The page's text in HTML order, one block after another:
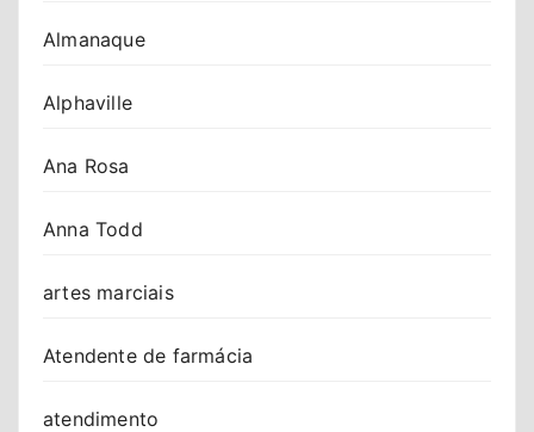
Almanaque
Alphaville
Ana Rosa
Anna Todd
artes marciais
Atendente de farmácia
atendimento